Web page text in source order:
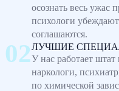
осознать весь ужас
психологи
соглашаются.
ЛУЧШИЕ
У нас работает
наркологи,
по химической